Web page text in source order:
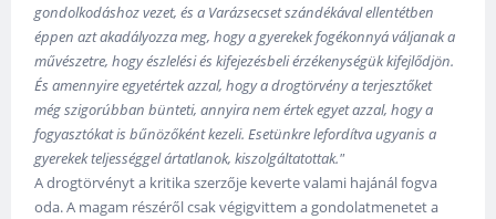
gondolkodáshoz vezet, és a Varázsecset szándékával ellentétben
éppen azt akadályozza meg, hogy a gyerekek fogékonnyá váljanak a
művészetre, hogy észlelési és kifejezésbeli érzékenységük kifejlődjön.
És amennyire egyetértek azzal, hogy a drogtörvény a terjesztőket
még szigorúbban bünteti, annyira nem értek egyet azzal, hogy a
fogyasztókat is bűnözőként kezeli. Esetünkre lefordítva ugyanis a
gyerekek teljességgel ártatlanok, kiszolgáltatottak."
A drogtörvényt a kritika szerzője keverte valami hajánál fogva
oda. A magam részéről csak végigvittem a gondolatmenetet a